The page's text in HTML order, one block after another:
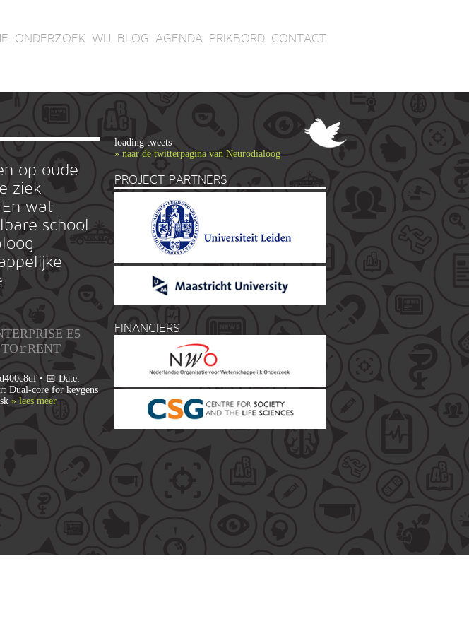
ONDERZOEK WIJ BLOG AGENDA PRIKBORD CONTACT
op oude
ziek
wat
school
E5
• 📅 Date:
Dual-core for keygens
» lees meer
loading tweets
» naar de twitterpagina van Neurodialoog
PROJECT PARTNERS
FINANCIERS